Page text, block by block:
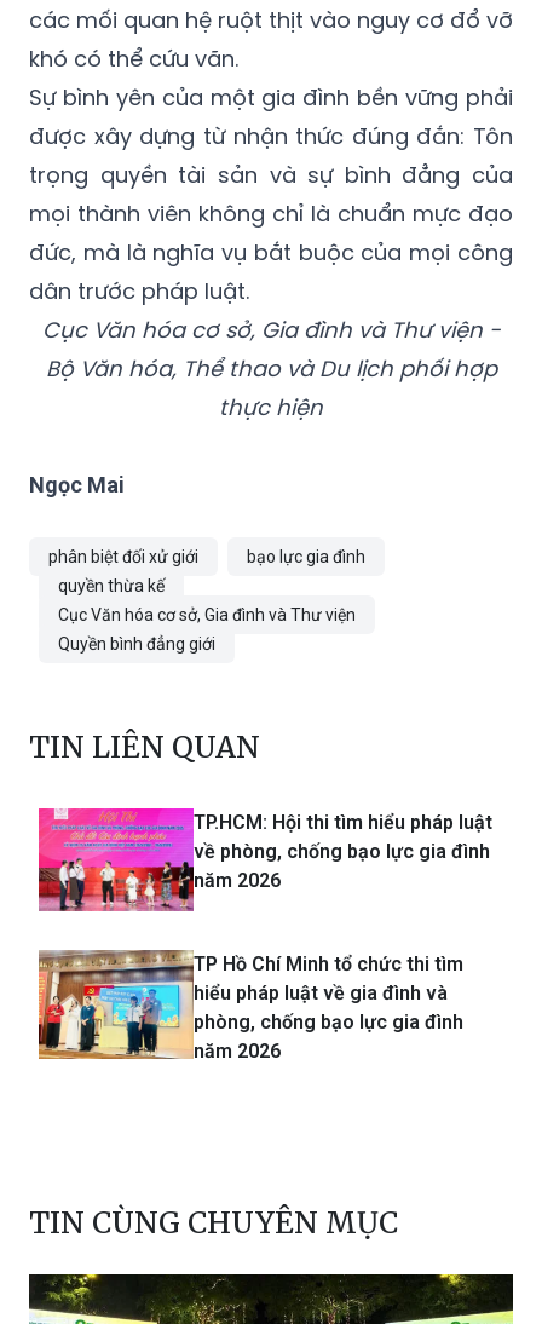
các mối quan hệ ruột thịt vào nguy cơ đổ vỡ
khó có thể cứu vãn.
Sự bình yên của một gia đình bền vững phải
được xây dựng từ nhận thức đúng đắn: Tôn
trọng quyền tài sản và sự bình đẳng của
mọi thành viên không chỉ là chuẩn mực đạo
đức, mà là nghĩa vụ bắt buộc của mọi công
dân trước pháp luật.
Cục Văn hóa cơ sở, Gia đình và Thư viện -
Bộ Văn hóa, Thể thao và Du lịch phối hợp
thực hiện
Ngọc Mai
phân biệt đối xử giới
bạo lực gia đình
quyền thừa kế
Cục Văn hóa cơ sở, Gia đình và Thư viện
Quyền bình đẳng giới
TIN LIÊN QUAN
TP.HCM: Hội thi tìm hiểu pháp luật
về phòng, chống bạo lực gia đình
năm 2026
TP Hồ Chí Minh tổ chức thi tìm
hiểu pháp luật về gia đình và
phòng, chống bạo lực gia đình
năm 2026
TIN CÙNG CHUYÊN MỤC